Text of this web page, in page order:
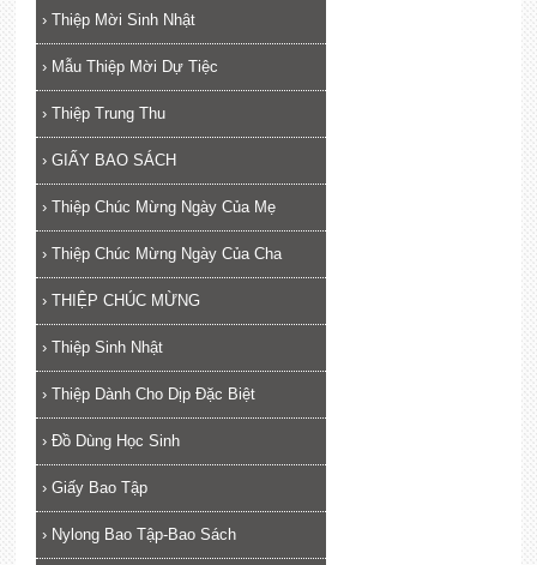
› Thiệp Mời Sinh Nhật
› Mẫu Thiệp Mời Dự Tiệc
› Thiệp Trung Thu
› GIẤY BAO SÁCH
› Thiệp Chúc Mừng Ngày Của Mẹ
› Thiệp Chúc Mừng Ngày Của Cha
› THIỆP CHÚC MỪNG
› Thiệp Sinh Nhật
› Thiệp Dành Cho Dịp Đặc Biệt
› Đồ Dùng Học Sinh
› Giấy Bao Tập
› Nylong Bao Tập-Bao Sách